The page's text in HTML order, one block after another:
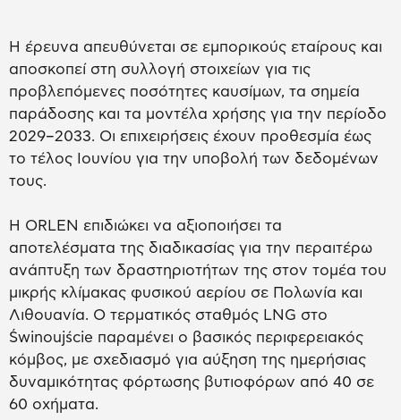
Η έρευνα απευθύνεται σε εμπορικούς εταίρους και
αποσκοπεί στη συλλογή στοιχείων για τις
προβλεπόμενες ποσότητες καυσίμων, τα σημεία
παράδοσης και τα μοντέλα χρήσης για την περίοδο
2029–2033. Οι επιχειρήσεις έχουν προθεσμία έως
το τέλος Ιουνίου για την υποβολή των δεδομένων
τους.
Η ORLEN επιδιώκει να αξιοποιήσει τα
αποτελέσματα της διαδικασίας για την περαιτέρω
ανάπτυξη των δραστηριοτήτων της στον τομέα του
μικρής κλίμακας φυσικού αερίου σε Πολωνία και
Λιθουανία. Ο τερματικός σταθμός LNG στο
Świnoujście παραμένει ο βασικός περιφερειακός
κόμβος, με σχεδιασμό για αύξηση της ημερήσιας
δυναμικότητας φόρτωσης βυτιοφόρων από 40 σε
60 οχήματα.